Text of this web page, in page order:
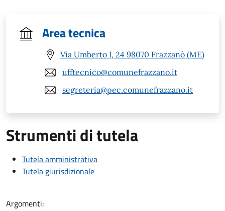
Area tecnica
Via Umberto I, 24 98070 Frazzanò (ME)
ufftecnico@comunefrazzano.it
segreteria@pec.comunefrazzano.it
Strumenti di tutela
Tutela amministrativa
Tutela giurisdizionale
Argomenti: